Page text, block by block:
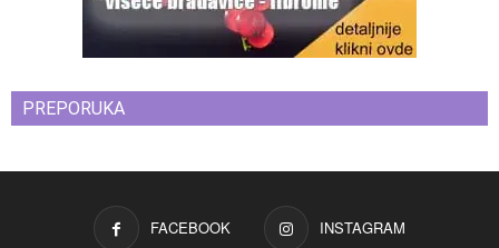
PREPORUKA
FACEBOOK INSTAGRAM